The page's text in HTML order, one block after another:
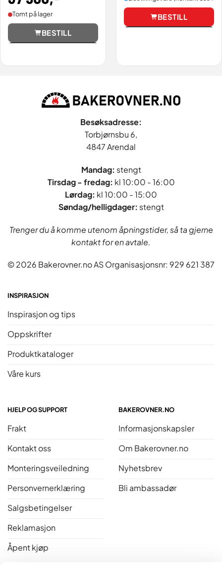
Tomt på lager
BESTILL
BESTILL
Besøksadresse:
Torbjørnsbu 6,
4847 Arendal
Mandag: stengt
Tirsdag - fredag: kl 10:00 - 16:00
Lørdag: kl 10:00 - 15:00
Søndag/helligdager: stengt
Trenger du å komme utenom åpningstider, så ta gjerne
kontakt for en avtale.
© 2026 Bakerovner.no AS Organisasjonsnr: 929 621 387
INSPIRASJON
Inspirasjon og tips
Oppskrifter
Produktkataloger
Våre kurs
HJELP OG SUPPORT
Frakt
Kontakt oss
Monteringsveiledning
Personvernerklæring
Salgsbetingelser
Reklamasjon
Åpent kjøp
BAKEROVNER.NO
Informasjonskapsler
Om Bakerovner.no
Nyhetsbrev
Bli ambassadør